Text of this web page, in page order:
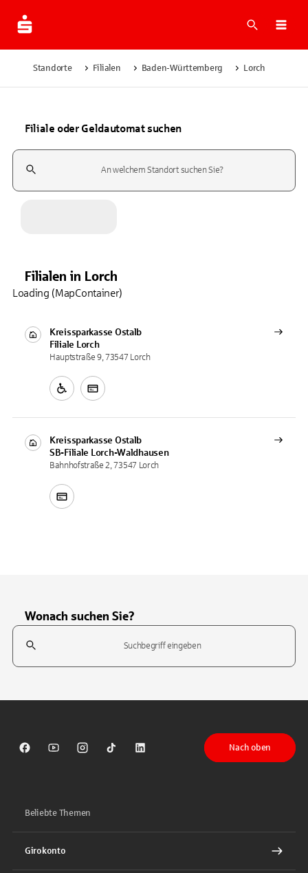
Suche
Standorte Filialen Baden-Württemberg Lorch
Filiale oder Geldautomat suchen
Suchfeld
Filialen in Lorch
Kreissparkasse Ostalb
Filiale
Lorch
Hauptstraße 9, 73547 Lorch
Kreissparkasse Ostalb
SB-Filiale
Lorch-Waldhausen
Bahnhofstraße 2, 73547 Lorch
Loading (MapContainer)
Wonach suchen Sie?
Suchfeld
Sparkasse auf Facebook
Sparkasse auf Youtube
Sparkasse auf Instagram
Sparkasse auf TikTok
Sparkasse auf LinkedIn
Nach oben
Beliebte Themen
Girokonto